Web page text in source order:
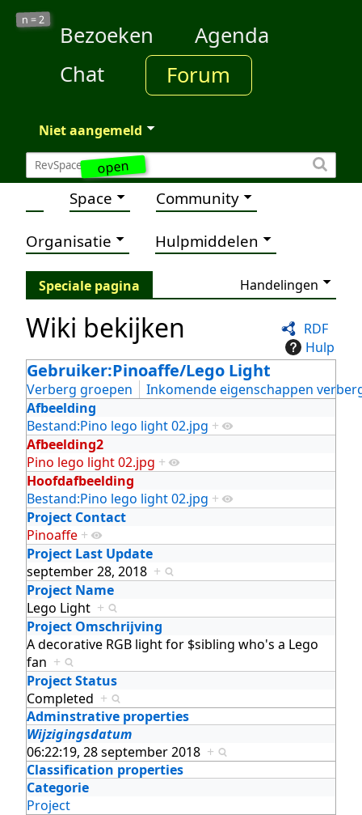
open
n =2
Bezoeken
Agenda
Chat
Forum
Niet aangemeld
Space Community
Organisatie Hulpmiddelen
Speciale pagina Handelingen
RDF
Hulp
Wiki bekijken
Gebruiker:Pinoaffe/Lego Light
Verberg groepen
Inkomende eigenschappen
Afbeelding
Bestand:Pino lego light 02.jpg +
Afbeelding2
Pino lego light 02.jpg +
Hoofdafbeelding
Bestand:Pino lego light 02.jpg +
Project Contact
Pinoaffe +
Project Last Update
september 28, 2018 +
Project Name
Lego Light +
Project Omschrijving
A decorative RGB light for $sibling who's a Lego
fan +
Project Status
Completed +
Adminstrative properties
Wijzigingsdatum
06:22:19, 28 september 2018 +
Classification properties
Categorie
Project